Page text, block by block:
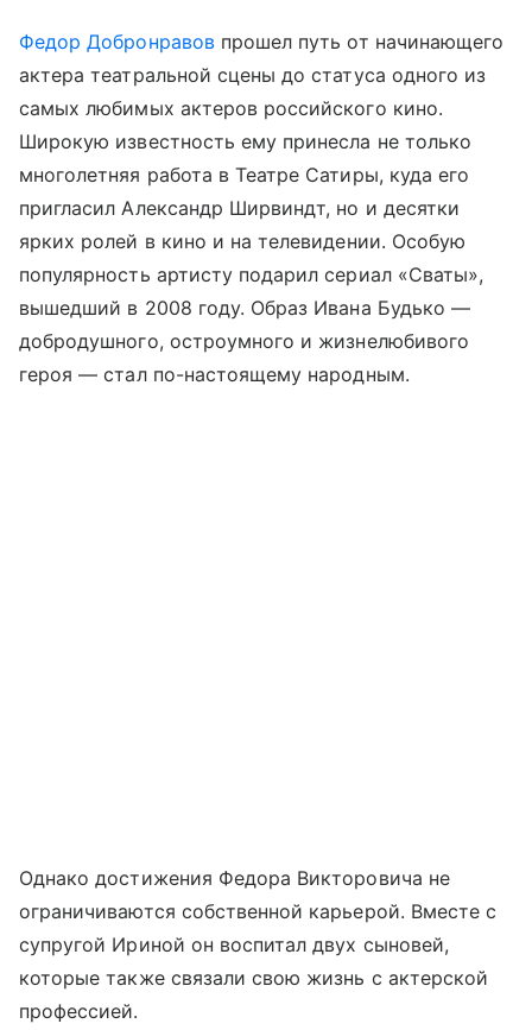
Федор Добронравовпрошел путь от начинающего
актера театральной сцены до статуса одного из
самых любимых актеров российского кино.
Широкую известность ему принесла не только
многолетняя работа в Театре Сатиры, куда его
пригласил Александр Ширвиндт, но и десятки
ярких ролей в кино и на телевидении. Особую
популярность артисту подарил сериал «Сваты»,
вышедший в 2008 году. Образ Ивана Будько —
добродушного, остроумного и жизнелюбивого
героя — стал по-настоящему народным.
Однако достижения Федора Викторовича не
ограничиваются собственной карьерой. Вместе с
супругой Ириной он воспитал двух сыновей,
которые также связали свою жизнь с актерской
профессией.